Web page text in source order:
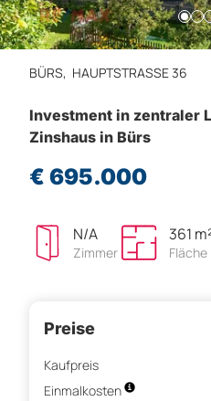
BÜRS, HAUPTSTRASSE 36
Investment in zentraler
Zinshaus in Bürs
€ 695.000
N/A
Zimmer
361
Fläche
Preise
Kaufpreis
Einmalkosten